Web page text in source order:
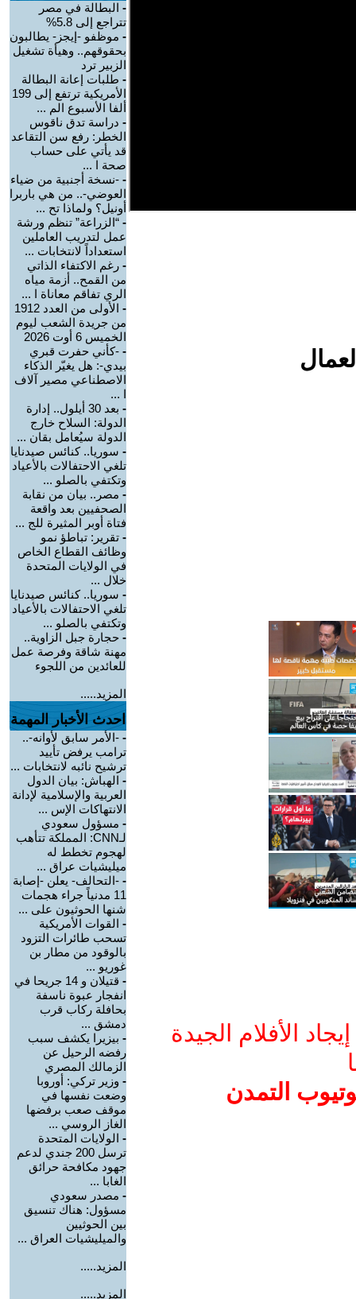
الأفلام الجيدة
التمدن
- البطالة في مصر
تتراجع إلى 5.8%
- موظفو -إيجز- يطالبون
بحقوقهم.. وهيأة تشغيل
الزبير ترد
- طلبات إعانة البطالة
الأمريكية ترتفع إلى 199
ألفا الأسبوع الم ...
- دراسة تدق ناقوس
الخطر: رفع سن التقاعد
قد يأتي على حساب
صحة ا ...
- -نسخة أجنبية من ضياء
العوضي-.. من هي باربرا
أونيل؟ ولماذا تح ...
- “الزراعة” تنظم ورشة
عمل لتدريب العاملين
استعداداً لانتخابات ...
- رغم الاكتفاء الذاتي
من القمح.. أزمة مياه
الري تفاقم معاناة ا ...
-
الأولى من العدد 1912
من جريدة الشعب ليوم
الخميس 6 أوت 2026
- -كأني حفرت قبري
بيدي-: هل يغيّر الذكاء
الاصطناعي مصير آلاف
ا ...
-
بعد 30 أيلول.. إدارة
الدولة: السلاح خارج
الدولة سيُعامل بقان ...
- سوريا.. كنائس صيدنايا
تلغي الاحتفالات بالأعياد
وتكتفي بالصلو ...
- مصر.. بيان من نقابة
الصحفيين بعد واقعة
فتاة أوبر المثيرة للج ...
- تقرير: تباطؤ نمو
وظائف القطاع الخاص
في الولايات المتحدة
خلال ...
- سوريا.. كنائس صيدنايا
تلغي الاحتفالات بالأعياد
وتكتفي بالصلو ...
- حجارة جبل الزاوية..
مهنة شاقة وفرصة عمل
للعائدين من اللجوء
المزيد.....
احدث الأخبار المهمة
- -الأمر سابق لأوانه-..
ترامب يرفض تأييد
ترشيح نائبه لانتخابات ...
- الهباش: بيان الدول
العربية والإسلامية لإدانة
الانتهاكات الإس ...
- مسؤول سعودي
لـCNN: المملكة تتأهب
لهجوم تخطط له
ميليشيات عراق ...
- -التحالف- يعلن -إصابة
11 مدنياً جراء هجمات
شنها الحوثيون على ...
- القوات الأمريكية
تسحب طائرات التزود
بالوقود من مطار بن
غوريو ...
-
قتيلان و 14 جريحا في
انفجار عبوة ناسفة
بحافلة ركاب قرب
دمشق ...
- بيزيرا يكشف سبب
رفضه الرحيل عن
الزمالك المصري
- وزير تركي: أوروبا
وضعت نفسها في
موقف صعب برفضها
الغاز الروسي ...
- الولايات المتحدة
ترسل 200 جندي لدعم
جهود مكافحة حرائق
الغابا ...
- مصدر سعودي
مسؤول: هناك تنسيق
بين الحوثيين
والميليشيات العراق ...
المزيد.....
المزيد.....